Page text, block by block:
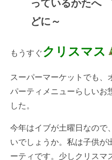
っているかたへ
どに～
もうすぐクリスマス
スーパーマーケットでも、
パーティメニューらしいお
した。
今年はイブが土曜日なので
いでしょうか。私は子供が
ーティです。少しクリスマ